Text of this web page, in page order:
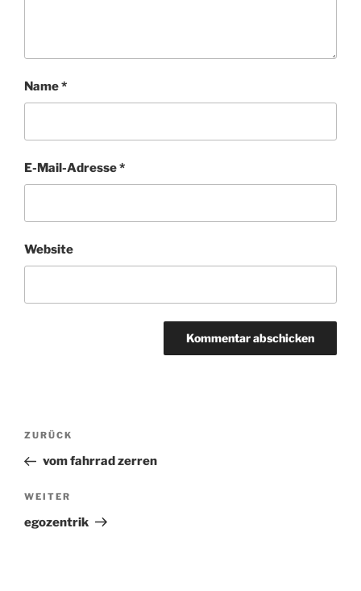
Name*
E-Mail-Adresse*
Website
Beitragsnavigation
Vorheriger
Beitrag
ZURÜCK
vom fahrrad zerren
Nächster
Beitrag
WEITER
egozentrik